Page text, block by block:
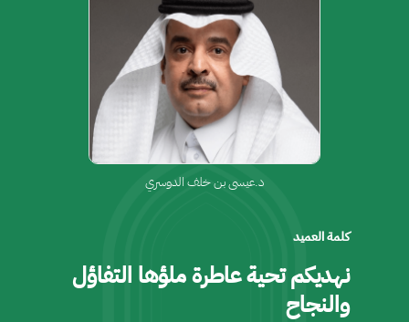
كلمة العميد
نهديكم تحية عاطرة ملؤها التفاؤل
والنجاح
د.عيسى بن خلف الدوسري